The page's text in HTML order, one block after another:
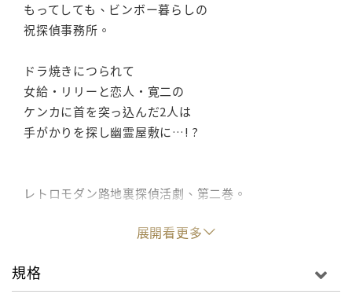
もってしても、ビンボー暮らしの
祝探偵事務所。
ドラ焼きにつられて
女給・リリーと恋人・寛二の
ケンカに首を突っ込んだ2人は
手がかりを探し幽霊屋敷に…! ?
レトロモダン路地裏探偵活劇、第二巻。
展開看更多
規格